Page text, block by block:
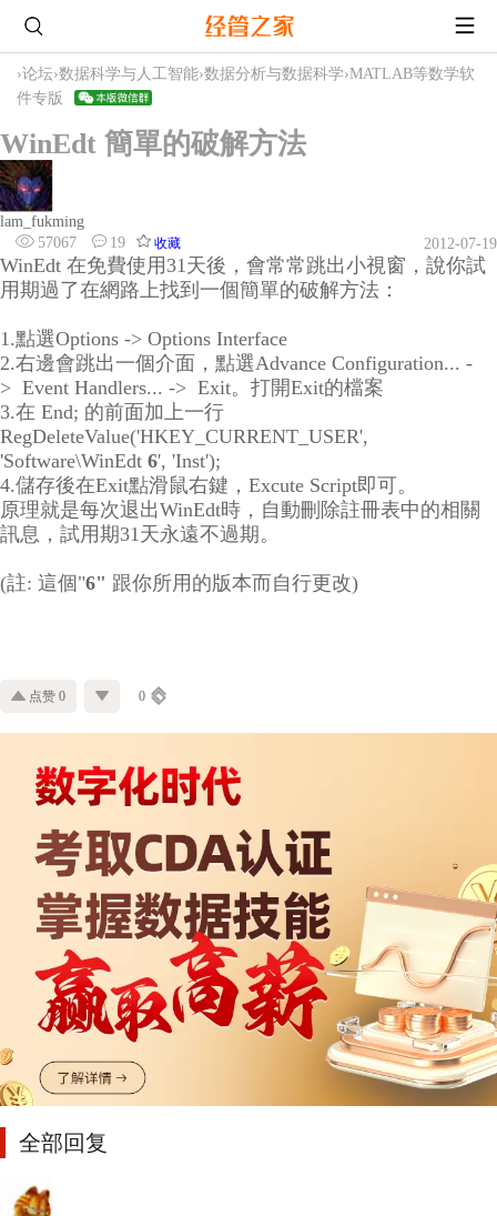
›论坛›数据科学与人工智能›数据分析与数据科学›MATLAB等数学软
件专版
WinEdt 簡單的破解方法
lam_fukming
57067
19 收藏 2012-07-19
WinEdt 在免費使用31天後，會常常跳出小視窗，說你試
用期過了在網路上找到一個簡單的破解方法：
1.點選Options -> Options Interface
2.右邊會跳出一個介面，點選Advance Configuration... -
> Event Handlers... -> Exit。打開Exit的檔案
3.在 End; 的前面加上一行
RegDeleteValue('HKEY_CURRENT_USER',
'Software\WinEdt 6', 'Inst');
4.儲存後在Exit點滑鼠右鍵，Excute Script即可。
原理就是每次退出WinEdt時，自動刪除註冊表中的相關
訊息，試用期31天永遠不過期。
(註: 這個"6" 跟你所用的版本而自行更改)
点赞 0 0
全部回复